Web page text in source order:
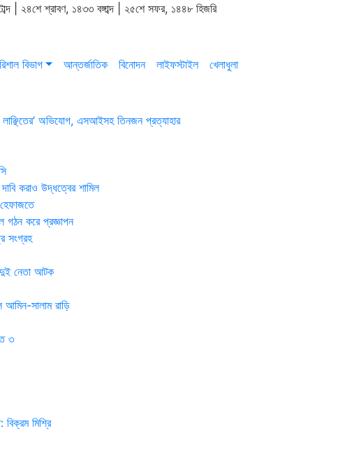
| ২৪শে শ্রাবণ, ১৪৩৩ বঙ্গাব্দ | ২৫শে সফর, ১৪৪৮ হিজরি
বিভাগ আন্তর্জাতিক বিনোদন লাইফস্টাইল খেলাধুলা
লাঞ্ছিতের’ অভিযোগ, এসআইসহ তিনজন প্রত্যাহার
করাও উদ্ধত্বের শামিল
গঠন করে প্রজ্ঞাপন
সংগ্রহ
দুই নেতা আটক
সালাম রাড়ি
৩
মিশ্রি